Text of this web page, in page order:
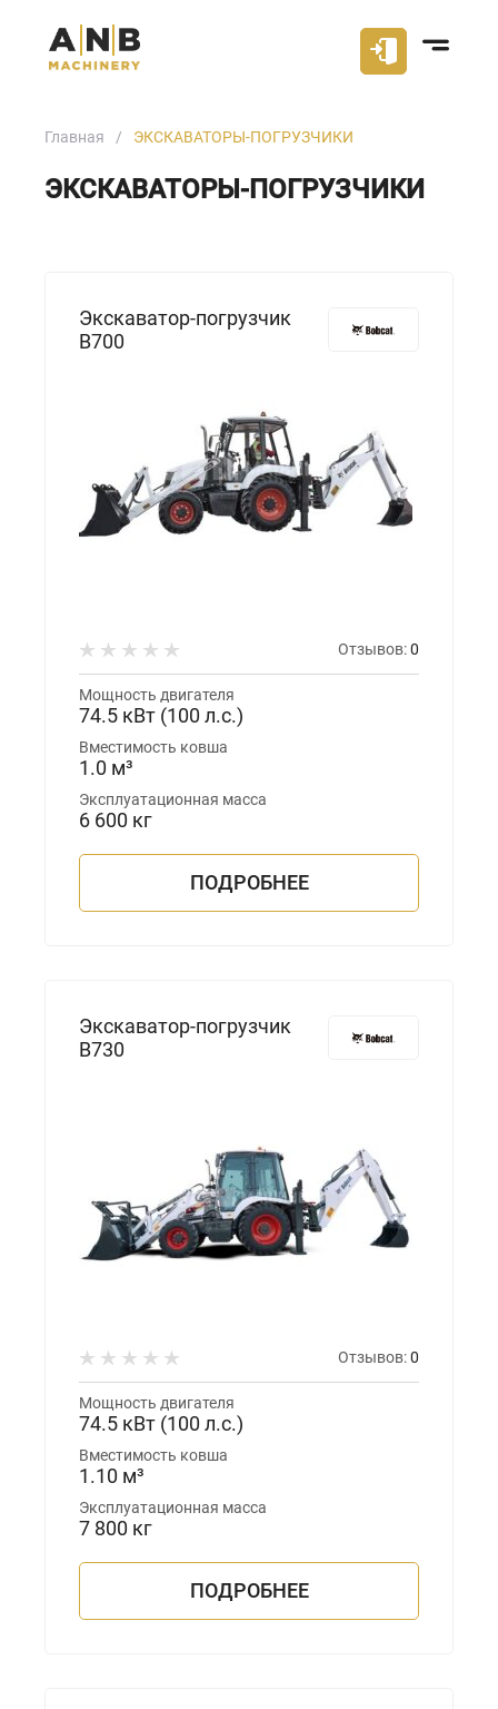
Главная ЭКСКАВАТОРЫ-ПОГРУЗЧИКИ
ЭКСКАВАТОРЫ-ПОГРУЗЧИКИ
Экскаватор-погрузчик
B700
Отзывов:0
Мощность двигателя
74.5 кВт (100 л.с.)
Вместимость ковша
1.0 м³
Эксплуатационная масса
6 600 кг
ПОДРОБНЕЕ
Экскаватор-погрузчик
B730
Отзывов:0
Мощность двигателя
74.5 кВт (100 л.с.)
Вместимость ковша
1.10 м³
Эксплуатационная масса
7 800 кг
ПОДРОБНЕЕ